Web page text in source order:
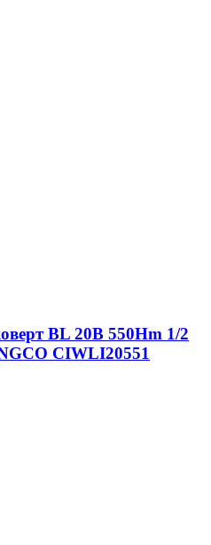
BL 20В 550Hm 1/2
CIWLI20551